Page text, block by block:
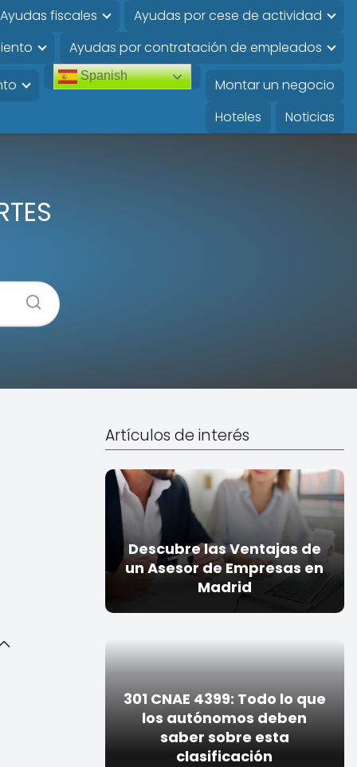
Ayudas fiscales
Ayudas por cese de actividad
Ayudas por contratación de empleados
Spanish
Montar un negocio
Hoteles
Noticias
Artículos de interés
Descubre las Ventajas de
un Asesor de Empresas en
Madrid
301 CNAE 4399: Todo lo que
los autónomos deben
saber sobre esta
clasificación